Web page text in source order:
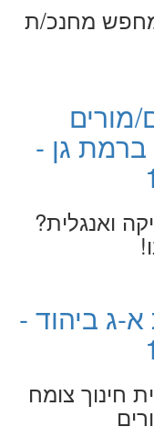
מחפש מחנכ/ת
מורים
גן -
ואנגלית?
ג ביהוד -
חינוך צומח